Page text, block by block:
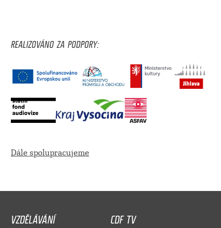
REALIZOVÁNO ZA PODPORY:
Dále spolupracujeme
VZDĚLÁVÁNÍ
CDF TV